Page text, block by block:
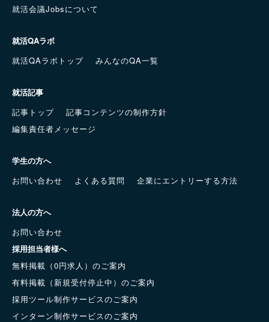
就活会議Jobsについて
就活QAラボ
就活QAラボトップ
みんなのQA一覧
就活記事
記事トップ
記事コンテンツの制作方針
編集責任者メッセージ
学生の方へ
お問い合わせ
よくある質問 企業にエントリーする方法
法人の方へ
お問い合わせ
採用担当者様へ
無料掲載（0円求人）のご案内
有料掲載（新規受付停止中）のご案内
採用ツール制作サービスのご案内
インターン制作サービスのご案内